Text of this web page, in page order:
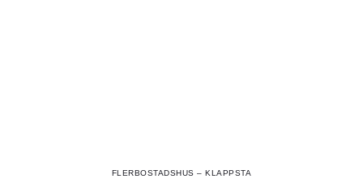
FLERBOSTADSHUS – KLAPPSTA